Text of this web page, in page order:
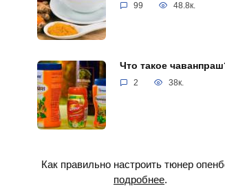
99 48.8к.
Что такое
2 38к.
Как правильно настроить тюнер
подробнее.